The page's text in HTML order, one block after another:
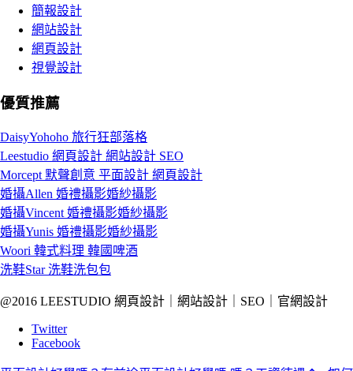
簡報設計
網站設計
網頁設計
視覺設計
優質推薦
DaisyYohoho 旅行狂部落格
Leestudio 網頁設計 網站設計 SEO
Morcept 默聲創意 平面設計 網頁設計
婚攝Allen 婚禮攝影婚紗攝影
婚攝Vincent 婚禮攝影婚紗攝影
婚攝Yunis 婚禮攝影婚紗攝影
Woori 韓式料理 韓國啤酒
洗鞋Star 洗鞋洗包包
@2016 LEESTUDIO 網頁設計｜網站設計｜SEO｜官網設計
Twitter
Facebook